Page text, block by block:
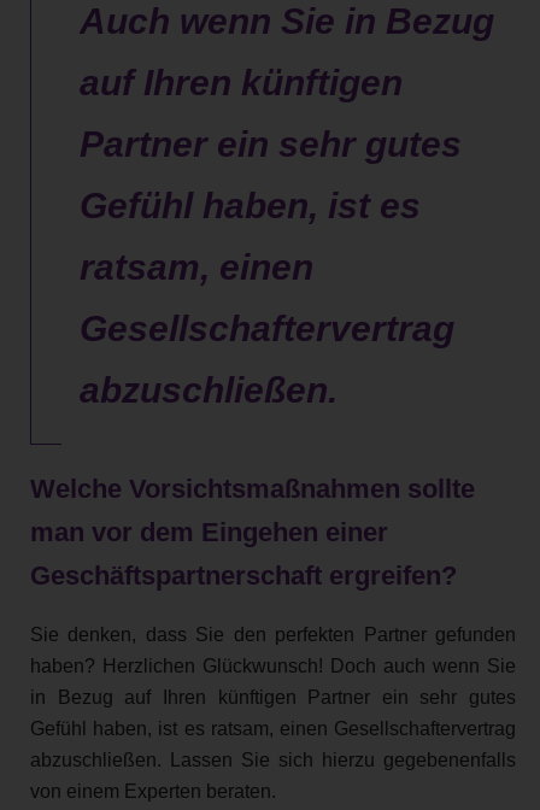
Auch wenn Sie in Bezug
auf Ihren künftigen
Partner ein sehr gutes
Gefühl haben, ist es
ratsam, einen
Gesellschaftervertrag
abzuschließen.
Welche Vorsichtsmaßnahmen sollte
man vor dem Eingehen einer
Geschäftspartnerschaft ergreifen?
Sie denken, dass Sie den perfekten Partner gefunden
haben? Herzlichen Glückwunsch! Doch auch wenn Sie
in Bezug auf Ihren künftigen Partner ein sehr gutes
Gefühl haben, ist es ratsam, einen Gesellschaftervertrag
abzuschließen. Lassen Sie sich hierzu gegebenenfalls
von einem Experten beraten.